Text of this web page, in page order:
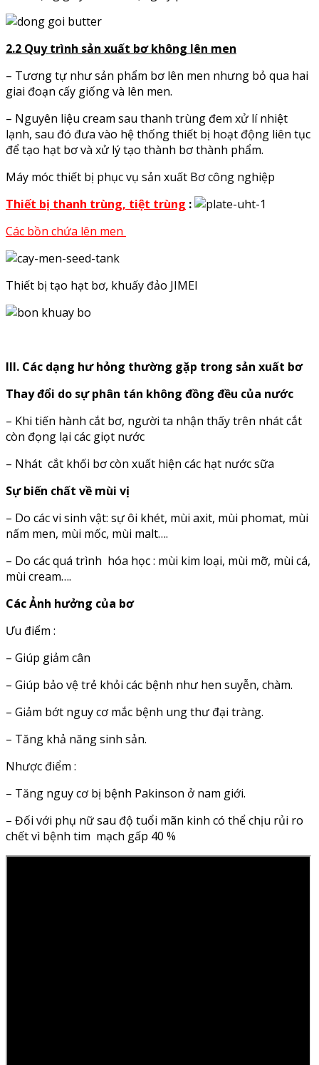
2.2 Quy trình sản xuất bơ không lên men
– Tương tự như sản phẩm bơ lên men nhưng bỏ qua hai
giai đoạn cấy giống và lên men.
– Nguyên liệu cream sau thanh trùng đem xử lí nhiệt
lạnh, sau đó đưa vào hệ thống thiết bị hoạt động liên tục
để tạo hạt bơ và xử lý tạo thành bơ thành phẩm.
Máy móc thiết bị phục vụ sản xuất Bơ công nghiệp
Thiết bị thanh trùng, tiệt trùng :
Các bồn chứa lên men
Thiết bị tạo hạt bơ, khuấy đảo JIMEI
III. Các dạng hư hỏng thường gặp trong sản xuất bơ
Thay đổi do sự phân tán không đồng đều của nước
– Khi tiến hành cắt bơ, người ta nhận thấy trên nhát cắt
còn đọng lại các giọt nước
– Nhát cắt khối bơ còn xuất hiện các hạt nước sữa
Sự biến chất về mùi vị
– Do các vi sinh vật: sự ôi khét, mùi axit, mùi phomat, mùi
nấm men, mùi mốc, mùi malt….
– Do các quá trình hóa học : mùi kim loại, mùi mỡ, mùi cá,
mùi cream….
Các Ảnh hưởng của bơ
Ưu điểm :
– Giúp giảm cân
– Giúp bảo vệ trẻ khỏi các bệnh như hen suyễn, chàm.
– Giảm bớt nguy cơ mắc bệnh ung thư đại tràng.
– Tăng khả năng sinh sản.
Nhược điểm :
– Tăng nguy cơ bị bệnh Pakinson ở nam giới.
– Đối với phụ nữ sau độ tuổi mãn kinh có thể chịu rủi ro
chết vì bệnh tim mạch gấp 40 %